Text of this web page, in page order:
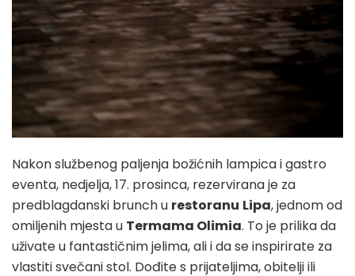
Nakon službenog paljenja božićnih lampica i gastro
eventa, nedjelja, 17. prosinca, rezervirana je za
predblagdanski brunch u restoranu Lipa, jednom od
omiljenih mjesta u Termama Olimia. To je prilika da
uživate u fantastičnim jelima, ali i da se inspirirate za
vlastiti svečani stol. Dođite s prijateljima, obitelji ili